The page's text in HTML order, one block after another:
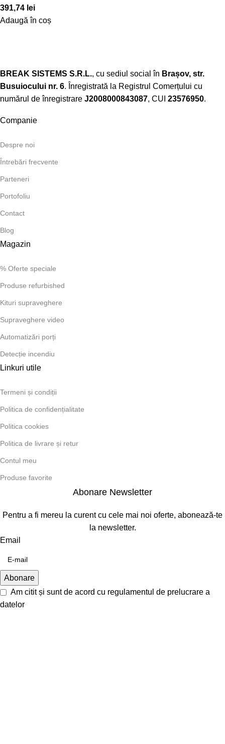
391,74 lei
Adaugă în coș
BREAK SISTEMS S.R.L., cu sediul social în Brașov, str.
Busuiocului nr. 6. Înregistrată la Registrul Comerțului cu
numărul de înregistrare J2008000843087, CUI 23576950.​
Companie
Despre noi
Întrebări frecvente
Parteneri
Portofoliu
Contact
Blog
Magazin
% Oferte speciale
Produse refurbished
Kituri supraveghere
Supraveghere video
Automatizări porți
Detecție incendiu
Linkuri utile
Termeni și condiții
Politica de confidențialitate
Politica cookies
Politica de livrare și retur
Contul meu
Produse favorite
Abonare Newsletter
Pentru a fi mereu la curent cu cele mai noi oferte, abonează-te
la newsletter.
Email
Am citit și sunt de acord cu regulamentul de prelucrare a
datelor